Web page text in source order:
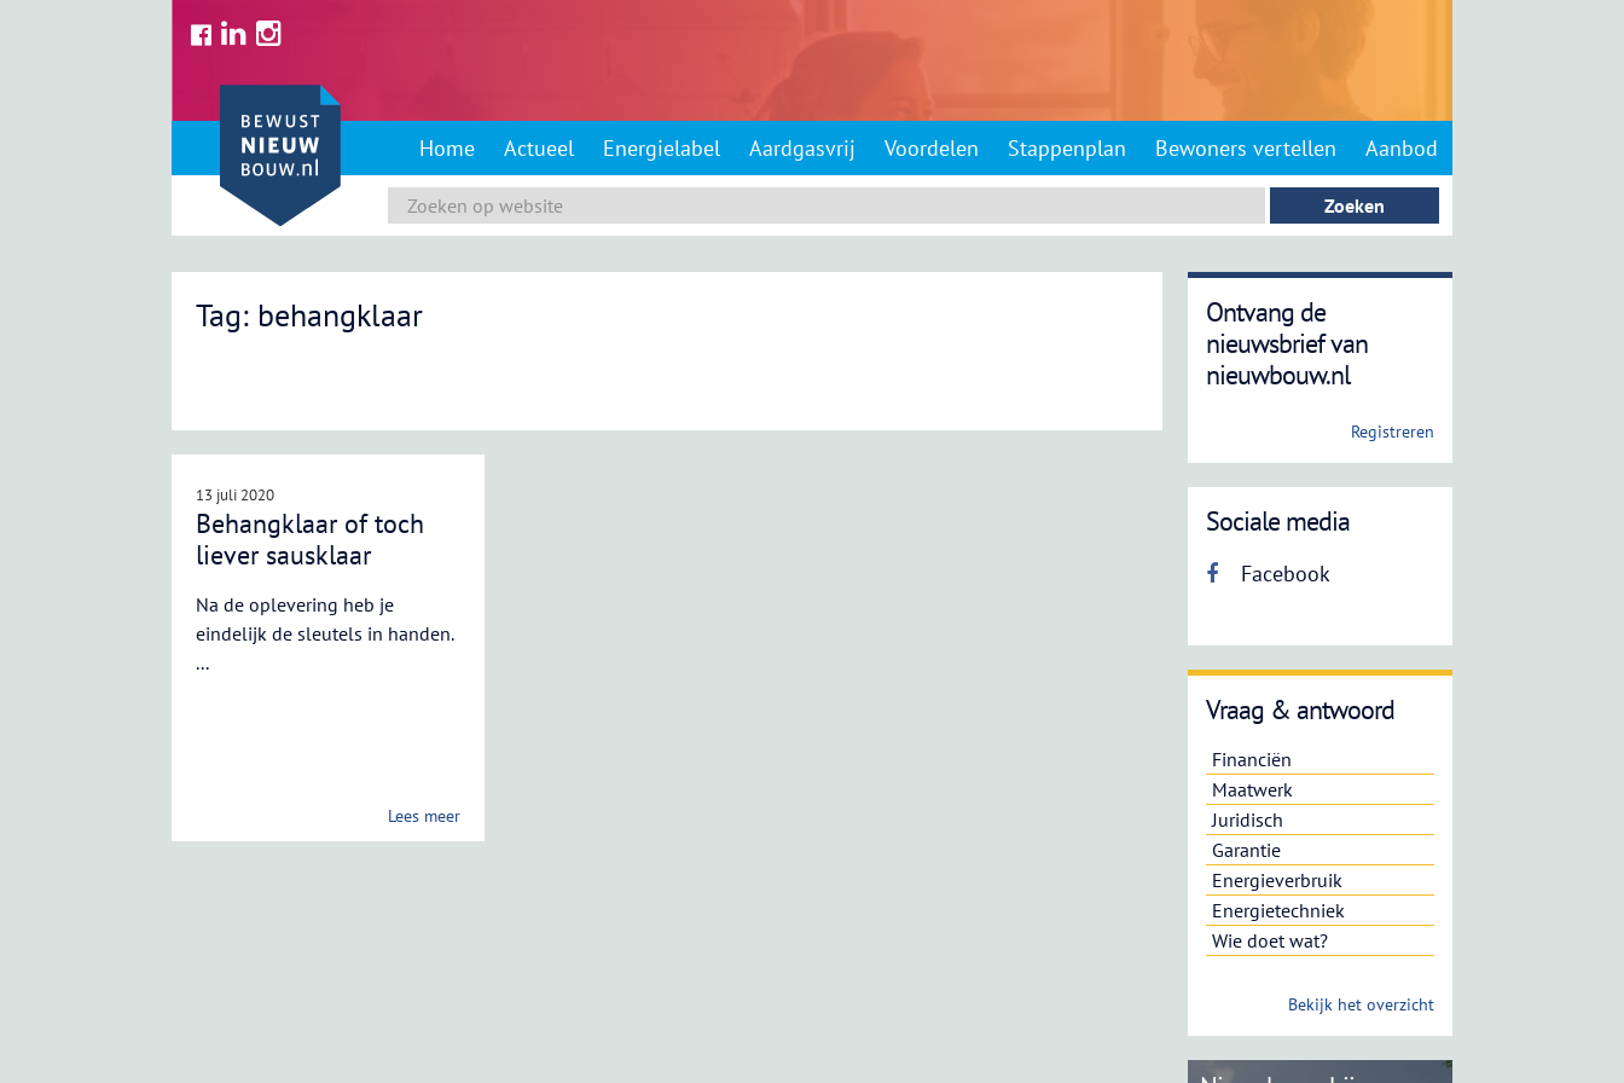
Home Actueel Energielabel Aardgasvrij Voordelen Stappenplan Bewoners vertellen Aanbod
Tag: behangklaar
13 juli 2020
Behangklaar of toch
liever sausklaar
Na de oplevering heb je
eindelijk de sleutels in handen.
...
Lees meer
Ontvang de
nieuwsbrief van
nieuwbouw.nl
Registreren
Sociale media
Facebook
Vraag & antwoord
Financiën
Maatwerk
Juridisch
Garantie
Energieverbruik
Energietechniek
Wie doet wat?
Bekijk het overzicht